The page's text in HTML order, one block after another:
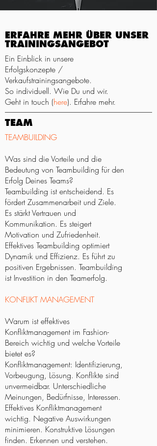
ERFAHRE MEHR ÜBER UNSER
TRAININGSANGEBOT
Ein Einblick in unsere
Erfolgskonzepte /
Verkaufstrainingsangebote.
So individuell. Wie Du und wir.
Geht in touch (here). Erfahre mehr.
TEAM
TEAMBUILDING
Was sind die Vorteile und die
Bedeutung von Teambuilding für den
Erfolg Deines Teams?
Teambuilding ist entscheidend. Es
fördert Zusammenarbeit und Ziele.
Es stärkt Vertrauen und
Kommunikation. Es steigert
Motivation und Zufriedenheit.
Effektives Teambuilding optimiert
Dynamik und Effizienz. Es führt zu
positiven Ergebnissen. Teambuilding
ist Investition in den Teamerfolg.
KONFLIKT MANAGEMENT
Warum ist effektives
Konfliktmanagement im Fashion-
Bereich wichtig und welche Vorteile
bietet es?
Konfliktmanagement: Identifizierung,
Vorbeugung, Lösung. Konflikte sind
unvermeidbar. Unterschiedliche
Meinungen, Bedürfnisse, Interessen.
Effektives Konfliktmanagement
wichtig. Negative Auswirkungen
minimieren. Konstruktive Lösungen
finden. Erkennen und verstehen.